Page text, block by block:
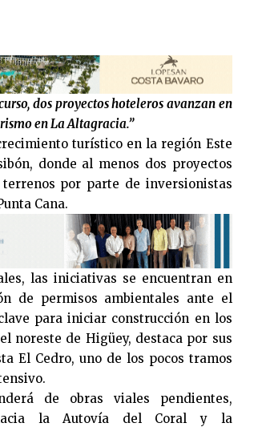
dos proyectos hoteleros avanzan en
en La Altagracia.”
turístico en la región Este
donde al menos dos proyectos
por parte de inversionistas
Cana.
las iniciativas se encuentran en
de permisos ambientales ante el
para iniciar construcción en los
noreste de Higüey, destaca por sus
El Cedro, uno de los pocos tramos
de obras viales pendientes,
la Autovía del Coral y la